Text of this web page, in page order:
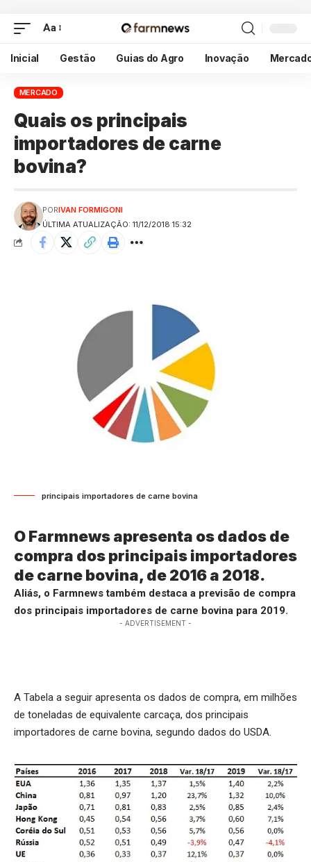
Aa
Inicial Gestão Guias do Agro Inovação
MERCADO
Quais os principais
importadores de carne
bovina?
ÚLTIMA ATUALIZAÇÃO: 11/12/2018 15:32
PORIVAN FORMIGONI
principais importadores de carne bovina
O Farmnews apresenta os dados de
compra dos principais importadores
de carne bovina, de 2016 a 2018.
Aliás, o Farmnews também destaca a previsão de compra
dos principais importadores de carne bovina para 2019.
- ADVERTISEMENT -
A Tabela a seguir apresenta os dados de compra, em milhões
de toneladas de equivalente carcaça, dos principais
importadores de carne bovina, segundo dados do USDA.